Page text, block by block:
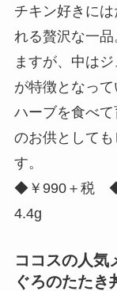
チキン好きに
れる贅沢な一
ますが、中は
が特徴となって
ハーブを食べ
のお供として
す。
◆￥990＋税
4.4g
ココスの人気
ぐろのたたき